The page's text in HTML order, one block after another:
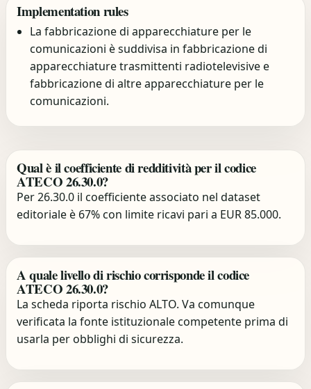
Implementation rules
La fabbricazione di apparecchiature per le
comunicazioni è suddivisa in fabbricazione di
apparecchiature trasmittenti radiotelevisive e
fabbricazione di altre apparecchiature per le
comunicazioni.
Qual è il coefficiente di redditività per il codice
ATECO 26.30.0?
Per 26.30.0 il coefficiente associato nel dataset
editoriale è 67% con limite ricavi pari a EUR 85.000.
A quale livello di rischio corrisponde il codice
ATECO 26.30.0?
La scheda riporta rischio ALTO. Va comunque
verificata la fonte istituzionale competente prima di
usarla per obblighi di sicurezza.